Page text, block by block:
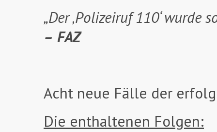
„Der ‚Polizeiruf 110‘ wurde
– FAZ
Acht neue Fälle der
Die enthaltenen Folgen: